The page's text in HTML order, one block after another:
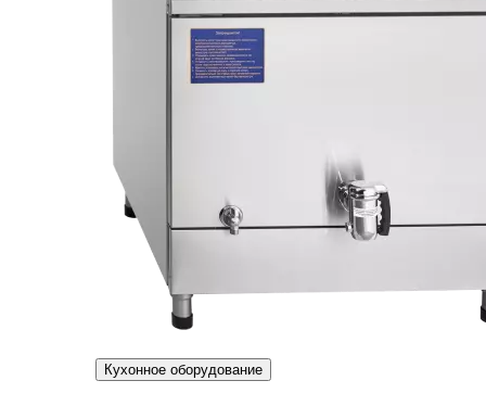
Кухонное оборудование